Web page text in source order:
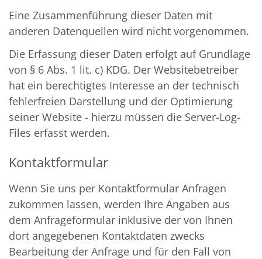
Eine Zusammenführung dieser Daten mit
anderen Datenquellen wird nicht vorgenommen.
Die Erfassung dieser Daten erfolgt auf Grundlage
von § 6 Abs. 1 lit. c) KDG. Der Websitebetreiber
hat ein berechtigtes Interesse an der technisch
fehlerfreien Darstellung und der Optimierung
seiner Website - hierzu müssen die Server-Log-
Files erfasst werden.
Kontaktformular
Wenn Sie uns per Kontaktformular Anfragen
zukommen lassen, werden Ihre Angaben aus
dem Anfrageformular inklusive der von Ihnen
dort angegebenen Kontaktdaten zwecks
Bearbeitung der Anfrage und für den Fall von